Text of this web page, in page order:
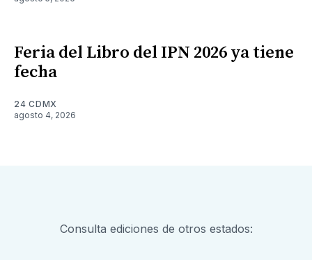
Feria del Libro del IPN 2026 ya tiene
fecha
24 CDMX
agosto 4, 2026
Consulta ediciones de otros estados: